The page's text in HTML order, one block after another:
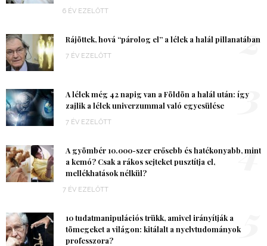
6 ÉV EZELŐTT
Rájöttek, hová “párolog el” a lélek a halál pillanatában
7 ÉV EZELŐTT 2
A lélek még 42 napig van a Földön a halál után: így
zajlik a lélek univerzummal való egyesülése
7 ÉV EZELŐTT
3
A gyömbér 10.000-szer erősebb és hatékonyabb, mint
a kemó? Csak a rákos sejteket pusztítja el,
mellékhatások nélkül?
7 ÉV EZELŐTT
4
10 tudatmanipulációs trükk, amivel irányítják a
tömegeket a világon: kitálalt a nyelvtudományok
professzora?